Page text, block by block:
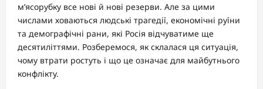
м’ясорубку все нові й нові резерви. Але за цими
числами ховаються людські трагедії, економічні руїни
та демографічні рани, які Росія відчуватиме ще
десятиліттями. Розберемося, як склалася ця ситуація,
чому втрати ростуть і що це означає для майбутнього
конфлікту.